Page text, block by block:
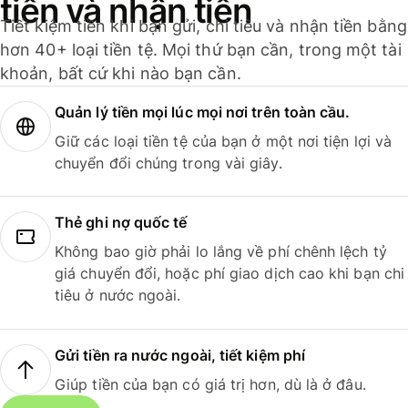
tiền và nhận tiền
Tiết kiệm tiền khi bạn gửi, chi tiêu và nhận tiền bằng
hơn 40+ loại tiền tệ. Mọi thứ bạn cần, trong một tài
khoản, bất cứ khi nào bạn cần.
Quản lý tiền mọi lúc mọi nơi trên toàn cầu.
Giữ các loại tiền tệ của bạn ở một nơi tiện lợi và
chuyển đổi chúng trong vài giây.
Thẻ ghi nợ quốc tế
Không bao giờ phải lo lắng về phí chênh lệch tỷ
giá chuyển đổi, hoặc phí giao dịch cao khi bạn chi
tiêu ở nước ngoài.
Gửi tiền ra nước ngoài, tiết kiệm phí
Giúp tiền của bạn có giá trị hơn, dù là ở đâu.